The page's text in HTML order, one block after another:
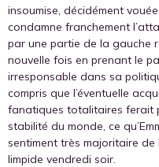
insoumise, décidément
condamne franchement
par une partie de la gauche
nouvelle fois en prenant le
irresponsable dans sa
compris que l’éventuelle
fanatiques totalitaires ferait
stabilité du monde, ce
sentiment très majoritaire de
limpide vendredi soir.